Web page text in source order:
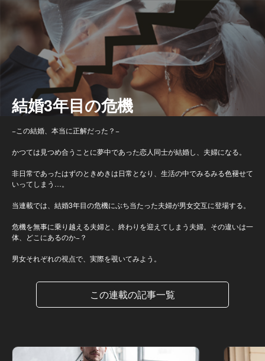
結婚3年目の危機
−この結婚、本当に正解だった？−
かつては見つめ合うことに夢中であった恋人同士が結婚し、夫婦になる。
非日常であったはずのときめきは日常となり、生活の中でみるみる色褪せて
いってしまう…。
当連載では、結婚3年目の危機にぶち当たった夫婦が男女交互に登場する。
危機を無事に乗り越える夫婦と、終わりを迎えてしまう夫婦。その違いは一
体、どこにあるのか−？
男女それぞれの視点で、実際を覗いてみよう。
この連載の記事一覧